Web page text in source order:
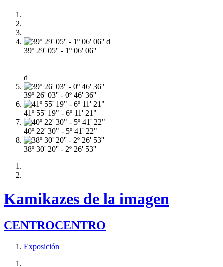
39º 29' 05'' - 1º 06' 06''
d
39º 26' 03'' - 0º 46' 36''
41º 55' 19" - 6º 11' 21"
40º 22' 30" - 5º 41' 22"
38º 30' 20'' - 2º 26' 53''
Kamikazes de la imagen
CENTROCENTRO
Exposición